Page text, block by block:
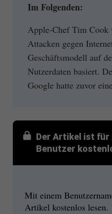
Im Folgenden:
Apple-Chef Tim Cook
Attacken gegen
Geschäftsmodell auf
Nutzerdaten basiert.
Google hatte zuvor
Der Artikel ist
Benutzer
Mit einem
Artikel kostenlos lesen.